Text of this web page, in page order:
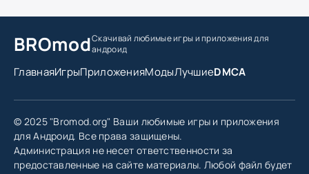
BROmodСкачивай любимые игрыи приложения для
андроид
ГлавнаяИгрыПриложенияМодыЛучшиеDMCA
© 2025 "Bromod.org" Ваши любимые игры и приложения
для Андроид. Все права защищены.
Администрация не несет ответственности за
предоставленные на сайте материалы. Любой файл будет